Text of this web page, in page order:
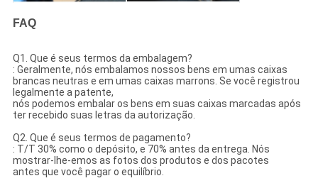
FAQ
Q1. Que é seus termos da embalagem?
: Geralmente, nós embalamos nossos bens em umas caixas
brancas neutras e em umas caixas marrons. Se você registrou
legalmente a patente,
nós podemos embalar os bens em suas caixas marcadas após
ter recebido suas letras da autorização.
Q2. Que é seus termos de pagamento?
: T/T 30% como o depósito, e 70% antes da entrega. Nós
mostrar-lhe-emos as fotos dos produtos e dos pacotes
antes que você pagar o equilíbrio.